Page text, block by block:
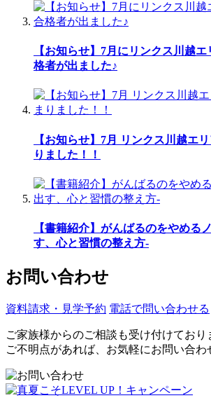
【お知らせ】7月にリンクス川越
格者が出ました♪
【お知らせ】7月 リンクス川越エ
りました！！
【書籍紹介】がんばるのをやめる
す、心と習慣の整え方-
お問い合わせ
資料請求・見学予約 電話で問い合わせる
ご家族様からのご相談も受け付けており
ご不明点があれば、お気軽にお問い合わ